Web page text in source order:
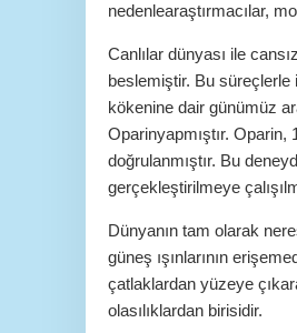
nedenlearaştırmacılar,
Canlılar dünyası ile
beslemiştir. Bu süreçlerle
kökenine dair günümüz
Oparinyapmıştır.
doğrulanmıştır. Bu
gerçekleştirilmeye
Dünyanın tam olarak
güneş ışınlarının
çatlaklardan yüzeye
olasılıklardan birisidir.